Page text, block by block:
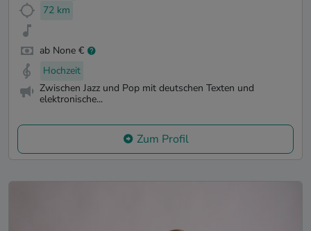
72 km
ab None €
Hochzeit
Zwischen Jazz und Pop mit deutschen Texten und
elektronische...
Zum Profil